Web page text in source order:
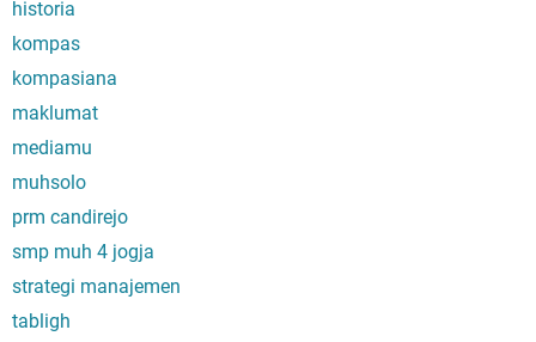
historia
kompas
kompasiana
maklumat
mediamu
muhsolo
prm candirejo
smp muh 4 jogja
strategi manajemen
tabligh